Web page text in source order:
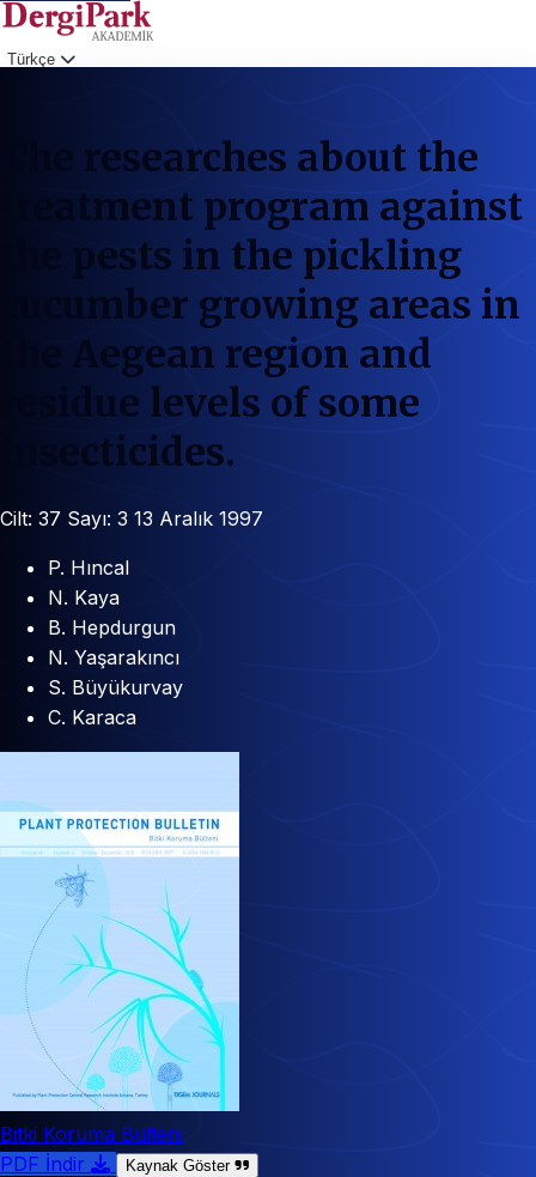
Türkçe
The researches about the
treatment program against
the pests in the pickling
cucumber growing areas in
the Aegean region and
residue levels of some
insecticides.
Cilt: 37 Sayı: 3 13 Aralık 1997
P. Hıncal
N. Kaya
B. Hepdurgun
N. Yaşarakıncı
S. Büyükurvay
C. Karaca
Bitki Koruma Bülteni
PDF İndir
Kaynak Göster